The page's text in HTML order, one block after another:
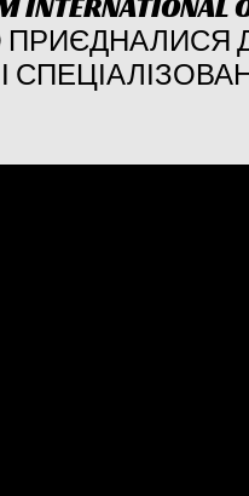
ПРИЄДНАЛИСЯ